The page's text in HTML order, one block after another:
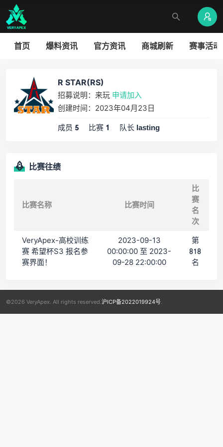
首页 爆料资讯 官方资讯 商城刷新 赛事活动
R STAR(RS)
招募说明：来玩 申请加入
创建时间：2023年04月23日
成员 5 比赛 1 队长 lasting
比赛往绩
比赛名称 比赛时间
比
赛
名
次
VeryApex-高校训练
赛 希望杯S3 报名参
赛界面！
2023-09-13
00:00:00 至 2023-
09-28 22:00:00
第
818
名
©2026 VeryApex. All rights reserved. 沪ICP备2022019924号